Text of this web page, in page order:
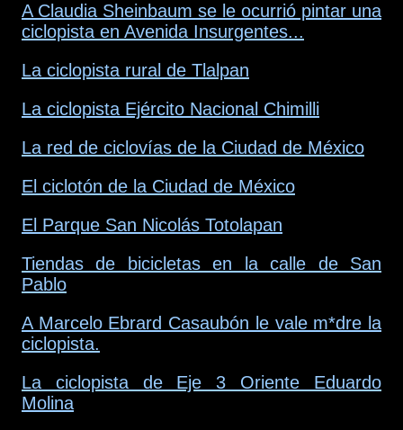
A Claudia Sheinbaum se le ocurrió pintar una
ciclopista en Avenida Insurgentes...
La ciclopista rural de Tlalpan
La ciclopista Ejército Nacional Chimilli
La red de ciclovías de la Ciudad de México
El ciclotón de la Ciudad de México
El Parque San Nicolás Totolapan
Tiendas de bicicletas en la calle de San
Pablo
A Marcelo Ebrard Casaubón le vale m*dre la
ciclopista.
La ciclopista de Eje 3 Oriente Eduardo
Molina